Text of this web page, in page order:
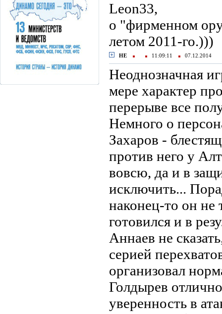
Leon33,
о "фирменном
летом 2011-го.)))
НЕ 11:09:11 07.12.2014
Неоднозначная
мере характер
перерыве все
Немного о
Захаров -
против него у
вовсю, да и в
исключить...
наконец-то он не
готовился и в
Аннаев не
серией
организовал
Голдырев
уверенность в